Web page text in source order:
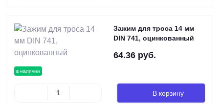
в наличии
Зажим для троса 14 мм
DIN 741, оцинкованный
64.36 руб.
В корзину